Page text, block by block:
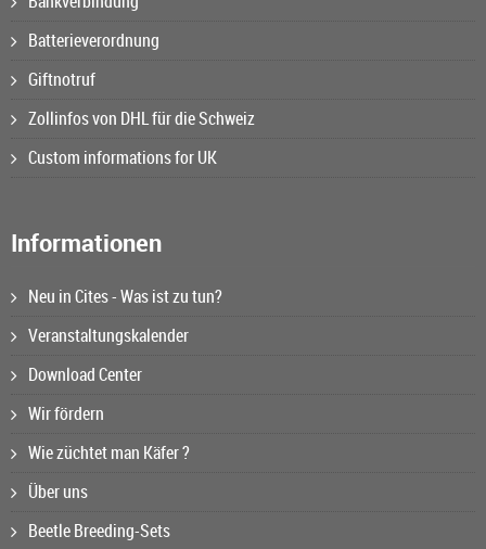
Batterieverordnung
Giftnotruf
Zollinfos von DHL für die Schweiz
Custom informations for UK
Informationen
Neu in Cites - Was ist zu tun?
Veranstaltungskalender
Download Center
Wir fördern
Wie züchtet man Käfer ?
Über uns
Beetle Breeding-Sets